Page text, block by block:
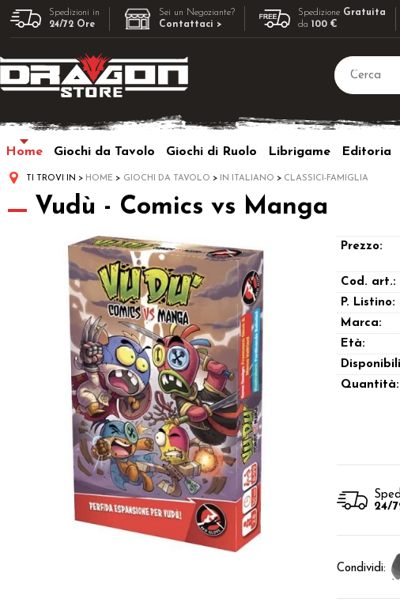
Spedizioni in
24/72 Ore
Sei un Negoziante?
Contattaci >
Spedizione Gratuita
da100 €
Home Giochi da Tavolo Giochi di Ruolo Librigame Editoria
TI TROVI IN HOME GIOCHI DA TAVOLO IN ITALIANO CLASSICI-FAMIGLIA
Vudù - Comics vs Manga
Prezzo:
Cod. art.:
P. Listino:
Marca:
Età:
Quantità:
24/
Condividi: